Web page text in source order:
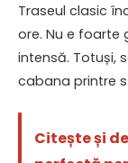
Traseul clasic
ore. Nu e foarte
intensă. Totuși,
cabana printre
Citește și